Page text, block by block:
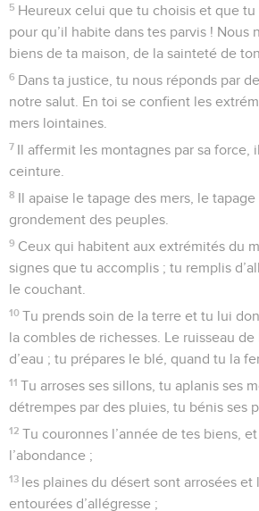
5 Heureux celui que tu choisis et que
pour qu’il habite dans tes parvis ! Nous
biens de ta maison, de la sainteté de
6 Dans ta justice, tu nous réponds par
notre salut. En toi se confient les
mers lointaines.
7 Il affermit les montagnes par sa force,
ceinture.
8 Il apaise le tapage des mers, le
grondement des peuples.
9 Ceux qui habitent aux extrémités du
signes que tu accomplis ; tu remplis
le couchant.
10 Tu prends soin de la terre et tu lui
la combles de richesses. Le ruisseau
d’eau ; tu prépares le blé, quand tu la
11 Tu arroses ses sillons, tu aplanis ses
détrempes par des pluies, tu bénis ses
12 Tu couronnes l’année de tes biens,
l’abondance ;
13 les plaines du désert sont arrosées et
entourées d’allégresse ;